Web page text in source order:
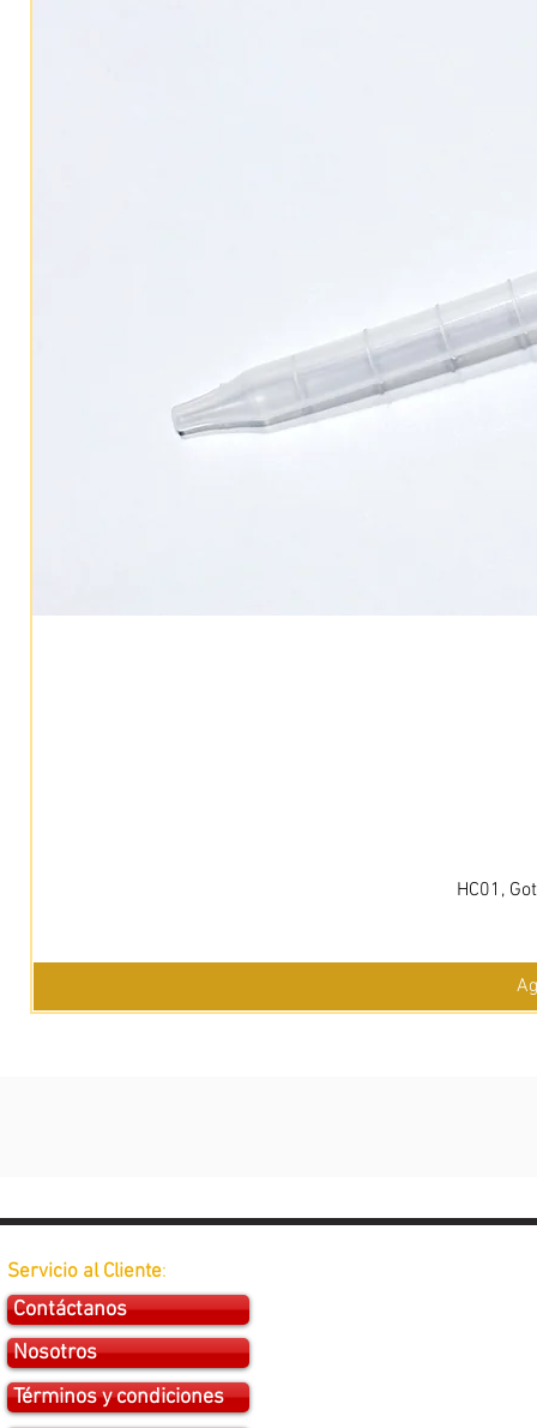
HC01,
Servicio al Cliente:
Contáctanos
Nosotros
Términos y condiciones